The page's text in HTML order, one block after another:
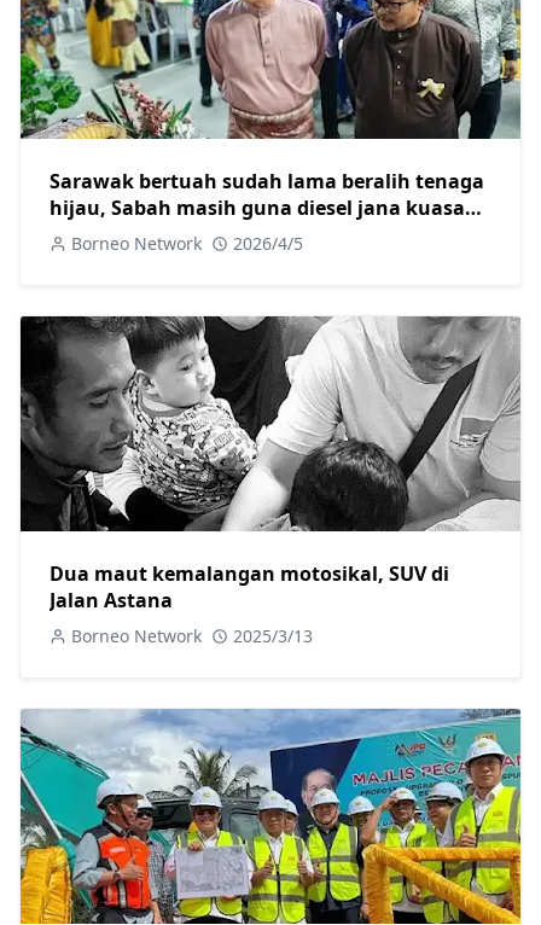
Sarawak bertuah sudah lama beralih tenaga
hijau, Sabah masih guna diesel jana kuasa
elektrik
Borneo Network 2026/4/5
Dua maut kemalangan motosikal, SUV di
Jalan Astana
Borneo Network 2025/3/13